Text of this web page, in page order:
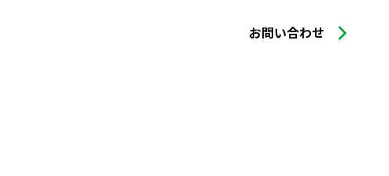
お問い合わせ